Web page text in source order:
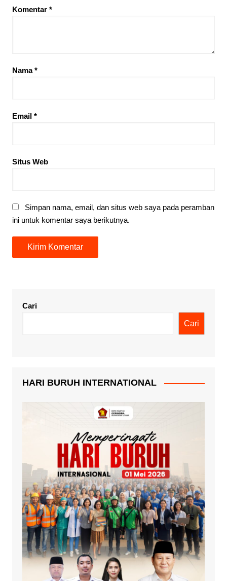
Komentar *
Nama*
Email *
Situs Web
Simpan nama, email, dan situs web saya pada peramban
ini untuk komentar saya berikutnya.
Cari
Cari
HARI BURUH INTERNATIONAL